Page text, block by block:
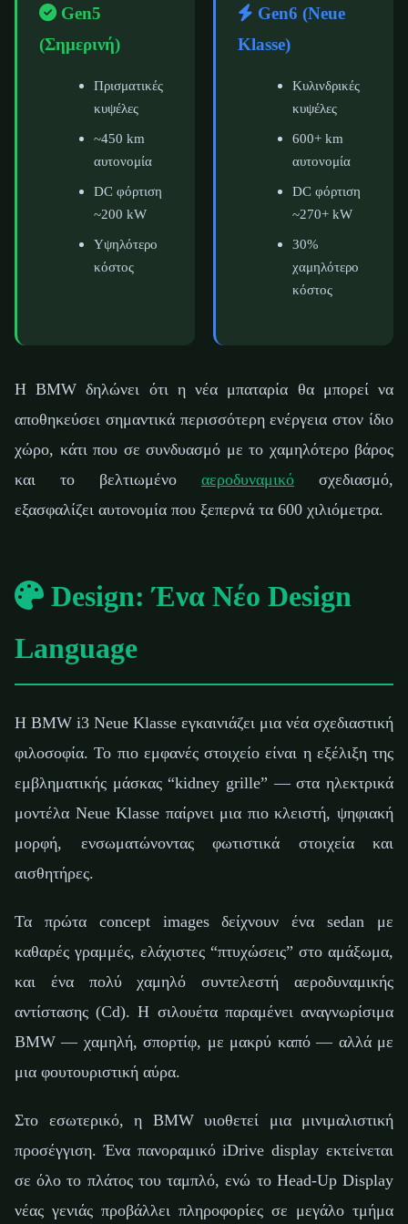
Gen5
(Σημερινή)
Πρισματικές
κυψέλες
~450 km
αυτονομία
DC φόρτιση
~200 kW
Υψηλότερο
κόστος
Gen6 (Neue
Klasse)
Κυλινδρικές
κυψέλες
600+ km
αυτονομία
DC φόρτιση
~270+ kW
30%
χαμηλότερο
κόστος
Η BMW δηλώνει ότι η νέα μπαταρία θα μπορεί να
αποθηκεύσει σημαντικά περισσότερη ενέργεια στον ίδιο
χώρο, κάτι που σε συνδυασμό με το χαμηλότερο βάρος
και το βελτιωμένο αεροδυναμικό σχεδιασμό,
εξασφαλίζει αυτονομία που ξεπερνά τα 600 χιλιόμετρα.
Design: Ένα Νέο Design
Language
Η BMW i3 Neue Klasse εγκαινιάζει μια νέα σχεδιαστική
φιλοσοφία. Το πιο εμφανές στοιχείο είναι η εξέλιξη της
εμβληματικής μάσκας “kidney grille” — στα ηλεκτρικά
μοντέλα Neue Klasse παίρνει μια πιο κλειστή, ψηφιακή
μορφή, ενσωματώνοντας φωτιστικά στοιχεία και
αισθητήρες.
Τα πρώτα concept images δείχνουν ένα sedan με
καθαρές γραμμές, ελάχιστες “πτυχώσεις” στο αμάξωμα,
και ένα πολύ χαμηλό συντελεστή αεροδυναμικής
αντίστασης (Cd). Η σιλουέτα παραμένει αναγνωρίσιμα
BMW — χαμηλή, σπορτίφ, με μακρύ καπό — αλλά με
μια φουτουριστική αύρα.
Στο εσωτερικό, η BMW υιοθετεί μια μινιμαλιστική
προσέγγιση. Ένα πανοραμικό iDrive display εκτείνεται
σε όλο το πλάτος του ταμπλό, ενώ το Head-Up Display
νέας γενιάς προβάλλει πληροφορίες σε μεγάλο τμήμα